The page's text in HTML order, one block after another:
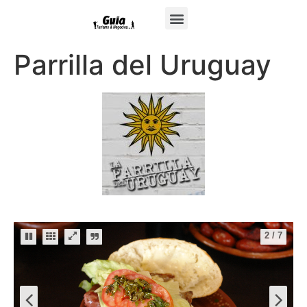
Parrilla del Uruguay
2 / 7